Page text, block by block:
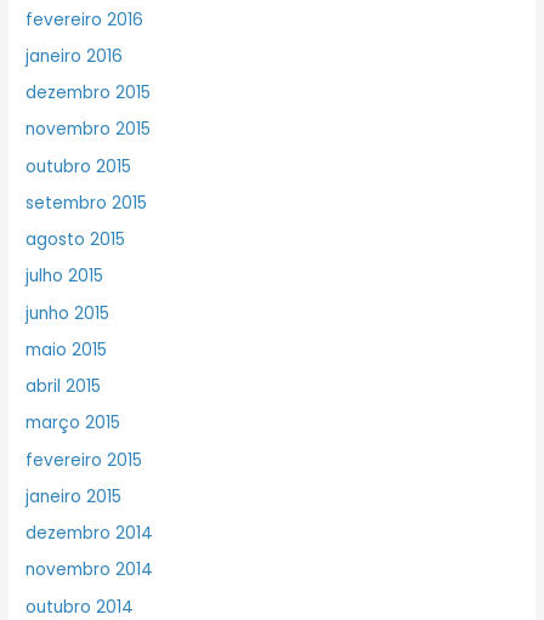
fevereiro 2016
janeiro 2016
dezembro 2015
novembro 2015
outubro 2015
setembro 2015
agosto 2015
julho 2015
junho 2015
maio 2015
abril 2015
março 2015
fevereiro 2015
janeiro 2015
dezembro 2014
novembro 2014
outubro 2014